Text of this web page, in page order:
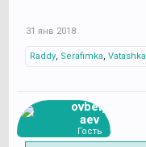
31 янв 2018
Raddy, Serafimka, Vatashka
ovbely
aev
Гость